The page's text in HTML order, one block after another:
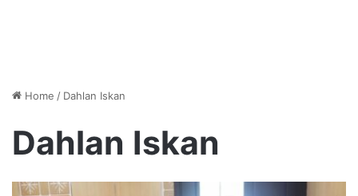
Home / Dahlan Iskan
Dahlan Iskan